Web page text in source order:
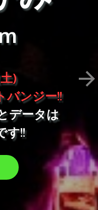
)
バンジー!!
データは
す!!